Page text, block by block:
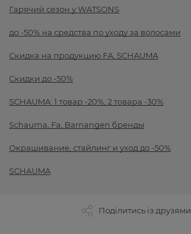
Гарячий сезон у WATSONS
до -50% на средства по уходу за волосами
Скидка на продукцию FA, SCHAUMA
Скидки до -50%
SCHAUMA: 1 товар -20%, 2 товара -30%
Schauma, Fa, Barnangen бренды
Окрашивание, стайлинг и уход до -50%
SCHAUMA
Поділитись із друзями